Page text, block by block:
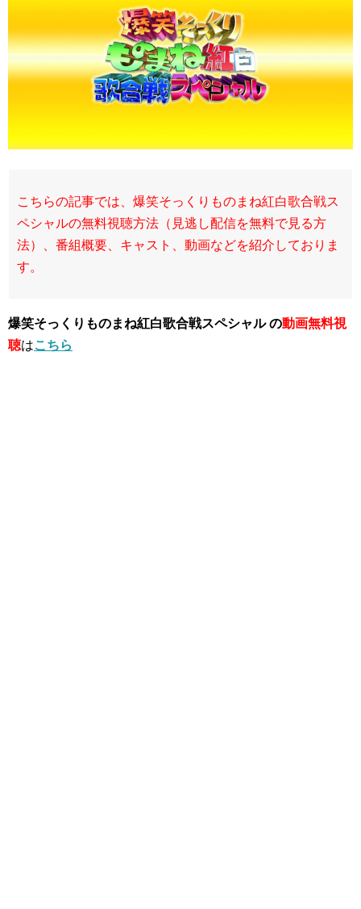
こちらの記事では、爆笑そっくりものまね紅白歌合戦ス
ペシャルの無料視聴方法（見逃し配信を無料で見る方
法）、番組概要、キャスト、動画などを紹介しておりま
す。
爆笑そっくりものまね紅白歌合戦スペシャル の動画無料視
聴はこちら